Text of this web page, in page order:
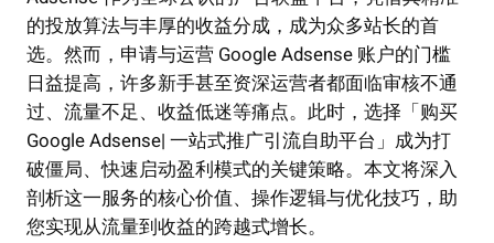
的投放算法与丰厚的收益分成，成为众多站长的首
选。然而，申请与运营 Google Adsense 账户的门槛
日益提高，许多新手甚至资深运营者都面临审核不通
过、流量不足、收益低迷等痛点。此时，选择「购买
Google Adsense| 一站式推广引流自助平台」成为打
破僵局、快速启动盈利模式的关键策略。本文将深入
剖析这一服务的核心价值、操作逻辑与优化技巧，助
您实现从流量到收益的跨越式增长。